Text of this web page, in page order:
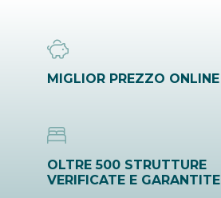
MIGLIOR PREZZO ONLINE
OLTRE 500 STRUTTURE
VERIFICATE E GARANTITE